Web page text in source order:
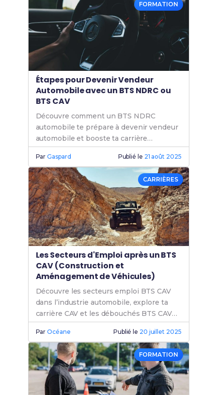
FORMATION
Étapes pour Devenir Vendeur
Automobile avec un BTS NDRC ou
BTS CAV
Découvre comment un BTS NDRC
automobile te prépare à devenir vendeur
automobile et booste ta carrière
commerciale grâce à une formation BTS
NDRC.
ParGaspard Publié le 21 août 2025
CARRIÈRES
Les Secteurs d'Emploi après un BTS
CAV (Construction et
Aménagement de Véhicules)
Découvre les secteurs emploi BTS CAV
dans l’industrie automobile, explore ta
carrière CAV et les débouchés BTS CAV
pour réussir dans ce domaine
ParOcéane Publié le 20 juillet 2025
FORMATION